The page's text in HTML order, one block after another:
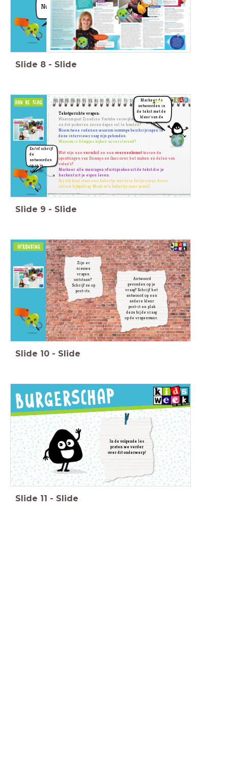
Nu jullie!
Feit Mening
Controleerbaar. Wat iemand vindt.
Slide 8 - Slide
Tekstgerichte vragen:
Waarom gaat Zinedine Youtube verwijderen
en dat proberen zeven dagen vol te houden?
Noem twee redenen waarom sommigebeschrijvingen in
deze interviews vaag zijngehouden.
Waarom is filmpjes kijken zo verslavend?
Wat zijn eenverschil en eenovereenkomst tussen de
opvattingen van Demaya en Guus over het maken en delen van
video’s?
Markeer alle meningen of uitspraken uit de tekst dieje
herkent uit je eigen leven.
Bij elk kind staat een kadertje met drie feitjes overdiens
online kijkgedrag. Maak zo’n kadertje overjezelf.
Markeer de
antwoorden in
de tekst met de
kleur van de
vraag.
En/of schrijf
de
antwoorden
op in je
schrift!
Slide 9 - Slide
Antwoord
gevonden op je
vraag? Schrijf het
antwoord op een
andere kleur
post-it en plak
deze bij de vraag
op de vragenmuur.
Zijn er
nieuwe
vragen
ontstaan?
Schrijf ze op
post-its.
Slide 10 - Slide
In de volgende les
praten we verder
over dit onderwerp!
Slide 11 - Slide